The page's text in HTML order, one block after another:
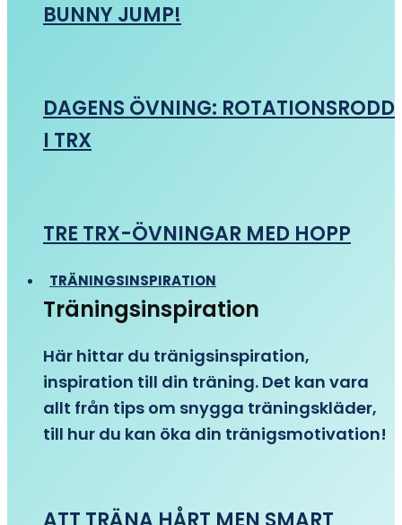
BUNNY JUMP!
DAGENS ÖVNING: ROTATIONSRODD
I TRX
TRE TRX-ÖVNINGAR MED HOPP
TRÄNINGSINSPIRATION
Träningsinspiration
Här hittar du tränigsinspiration,
inspiration till din träning. Det kan vara
allt från tips om snygga träningskläder,
till hur du kan öka din tränigsmotivation!